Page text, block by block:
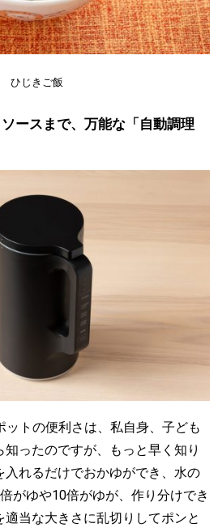
ひじきご飯
ースまで、万能な「自動調理
ットの便利さは、私自身、子ども
ったのですが、もっと早く知り
入れるだけでおかゆができ、水の
がゆや10倍がゆが、作り分けでき
適当な大きさに乱切りしてポンと